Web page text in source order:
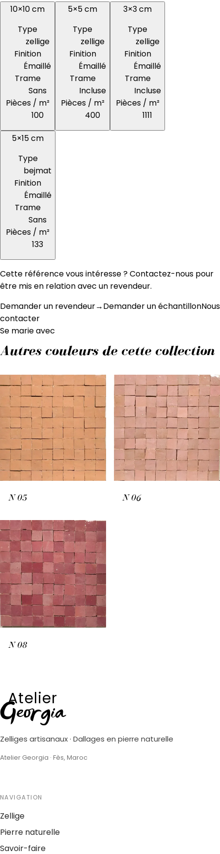
10×10 cm
Type
zellige
Finition
Émaillé
Trame
Sans
Pièces / m²
100
5×5 cm
Type
zellige
Finition
Émaillé
Trame
Incluse
Pièces / m²
400
3×3 cm
Type
zellige
Finition
Émaillé
Trame
Incluse
Pièces / m²
1111
5×15 cm
Type
bejmat
Finition
Émaillé
Trame
Sans
Pièces / m²
133
Cette référence vous intéresse ? Contactez-nous pour
être mis en relation avec un revendeur.
Demander un revendeur→Demander un échantillonNous
contacter
Se marie avec
Autres couleurs de cette collection
N 05 N 06
N 08
Atelier
Georgia
Zelliges artisanaux · Dallages en pierre naturelle
Atelier Georgia · Fès, Maroc
NAVIGATION
Zellige
Pierre naturelle
Savoir-faire